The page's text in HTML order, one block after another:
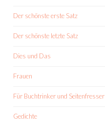
Der schönste erste Satz
Der schönste letzte Satz
Dies und Das
Frauen
Für Buchtrinker und Seitenfresser
Gedichte